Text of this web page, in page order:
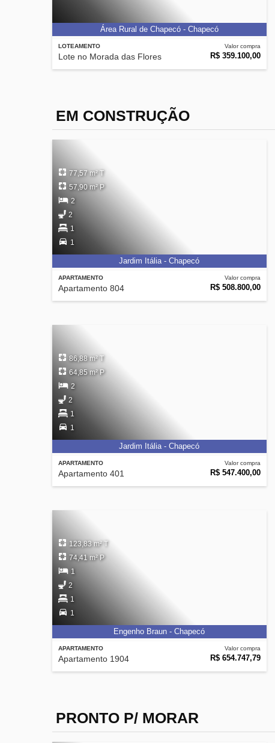
LOTEAMENTO
Lote no Morada das Flores
Valor compra
R$ 359.100,00
Área Rural de Chapecó - Chapecó
EM CONSTRUÇÃO
APARTAMENTO
Apartamento 804
Valor compra
R$ 508.800,00
77,57 m² T
57,90 m² P
2
2
1
1
Jardim Itália - Chapecó
APARTAMENTO
Apartamento 401
Valor compra
R$ 547.400,00
86,88 m² T
64,85 m² P
2
2
1
1
Jardim Itália - Chapecó
APARTAMENTO
Apartamento 1904
Valor compra
R$ 654.747,79
123,83 m² T
74,41 m² P
1
2
1
1
Engenho Braun - Chapecó
PRONTO P/ MORAR